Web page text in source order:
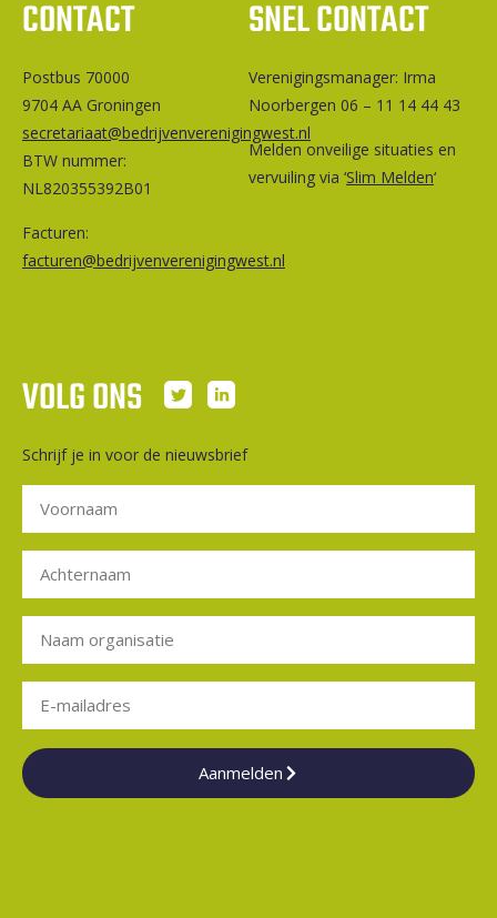
CONTACT
Postbus 70000
9704 AA Groningen
secretariaat@bedrijvenverenigingwest.nl
BTW nummer:
NL820355392B01
Facturen:
facturen@bedrijvenverenigingwest.nl
SNEL CONTACT
Ver­e­ni­gings­ma­na­ger: Irma
Noorbergen 06 – 11 14 44 43
Melden onveilige situaties en
vervuiling via ‘Slim Melden‘
VOLG ONS
Schrijf je in voor de nieuwsbrief
Aanmelden